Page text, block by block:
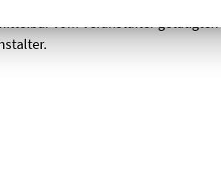
vom Veranstalter